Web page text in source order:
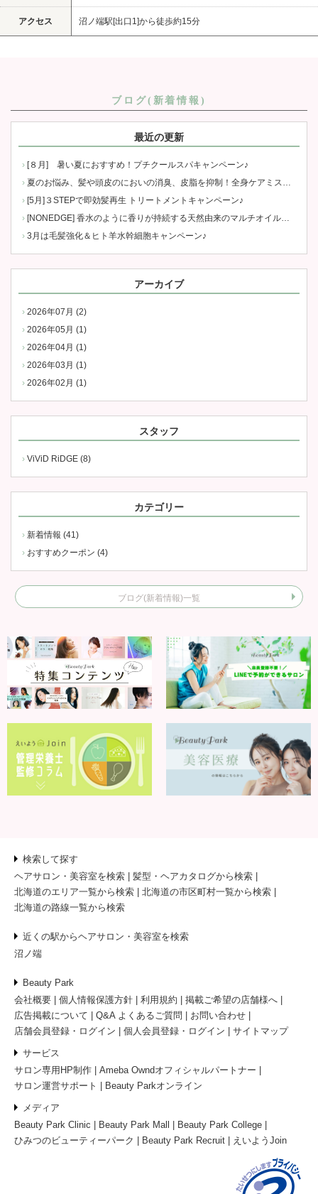
アクセス 沼ノ端駅[出口1]から徒歩約15分
ブログ(新着情報)
最近の更新
[８月] 暑い夏におすすめ！プチクールスパキャンペーン♪
夏のお悩み、髪や頭皮のにおいの消臭、皮脂を抑制！全身ケアミストキャンペーン♪
[5月]３STEPで即効髪再生 トリートメントキャンペーン♪
[NONEDGE] 香水のように香りが持続する天然由来のマルチオイル「LOA」キャンペーン♪
3月は毛髪強化＆ヒト羊水幹細胞キャンペーン♪
アーカイブ
2026年07月 (2)
2026年05月 (1)
2026年04月 (1)
2026年03月 (1)
2026年02月 (1)
スタッフ
ViViD RiDGE (8)
カテゴリー
新着情報 (41)
おすすめクーポン (4)
ブログ(新着情報)一覧
検索して探す
ヘアサロン・美容室を検索
髪型・ヘアカタログから検索
北海道のエリア一覧から検索
北海道の市区町村一覧から検索
北海道の路線一覧から検索
近くの駅からヘアサロン・美容室を検索
沼ノ端
Beauty Park
会社概要
個人情報保護方針 利用規約
掲載ご希望の店舗様へ
広告掲載について
Q&A よくあるご質問
お問い合わせ
店舗会員登録・ログイン
個人会員登録・ログイン サイトマップ
サービス
サロン専用HP制作
Ameba Owndオフィシャルパートナー
サロン運営サポート
Beauty Parkオンライン
メディア
Beauty Park Clinic
Beauty Park Mall
Beauty Park College
ひみつのビューティーパーク
Beauty Park Recruit えいようJoin